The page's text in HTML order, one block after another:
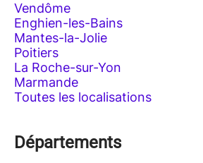
Vendôme
Enghien-les-Bains
Mantes-la-Jolie
Poitiers
La Roche-sur-Yon
Marmande
Toutes les localisations
Départements